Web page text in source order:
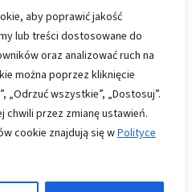
aby poprawić jakość
lub treści dostosowane do
oraz analizować ruch na
można poprzez kliknięcie
wszystkie”, „Dostosuj”.
chwili przez zmianę ustawień.
cookie znajdują się wPolityce